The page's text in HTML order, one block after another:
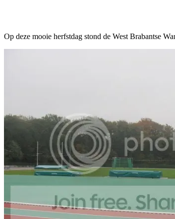
Op deze mooie herfstdag stond de West Brabantse